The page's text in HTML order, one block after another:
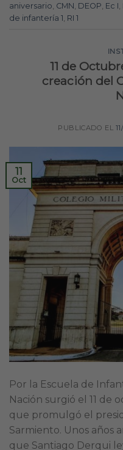
aniversario CMN DEOP Ec I
de infantería 1 RI 1
11 de
creación del
PUBLICADO EL
11
Oct
Por la Escuela de
Nación surgió el 11 de
que promulgó el
Sarmiento. Unos años
que Santiago Derqui